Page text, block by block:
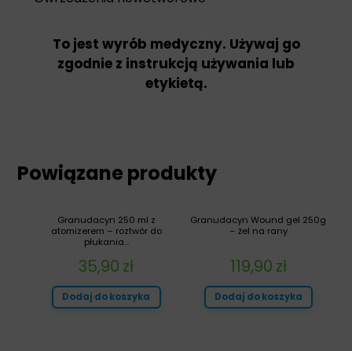
To jest wyrób medyczny. Używaj go
zgodnie z instrukcją używania lub
etykietą.
Powiązane produkty
Granudacyn Wound gel 250g
– żel na rany
119,90 zł
Dodaj do koszyka
Granudacyn 250 ml z
atomizerem – roztwór do
płukania...
35,90 zł
Dodaj do koszyka